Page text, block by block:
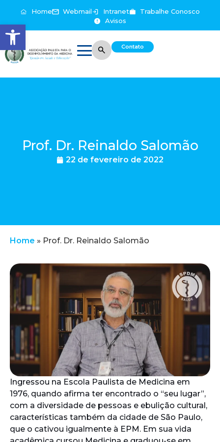
Abrir a barra de ferramentas
Home Webmail Intranet
Trabalhe Conosco
Avisos
Contato
Prof. Dr. Reinaldo Salomão
22 de fevereiro de 2022
Home » Prof. Dr. Reinaldo Salomão
Ingressou na Escola Paulista de Medicina em
1976, quando afirma ter encontrado o “seu lugar”,
com a diversidade de pessoas e ebulição cultural,
características também da cidade de São Paulo,
que o cativou igualmente à EPM. Em sua vida